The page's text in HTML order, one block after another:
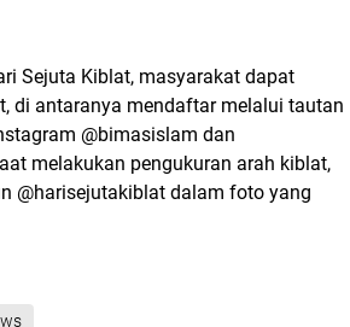
Sejuta Kiblat, masyarakat dapat
di antaranya mendaftar melalui tautan
@bimasislam dan
melakukan pengukuran arah kiblat,
@harisejutakiblat dalam foto yang